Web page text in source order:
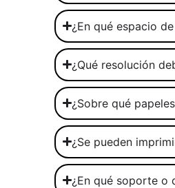
¿En qué espacio
¿Qué resolución
¿Sobre qué
¿Se pueden
¿En qué soporte o